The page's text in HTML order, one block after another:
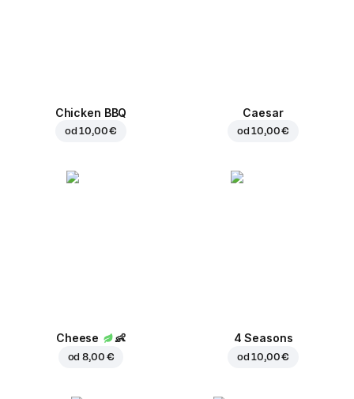
Chicken BBQ
od10,00 €
Caesar
od10,00 €
Cheese 👶
od8,00 €
4 Seasons
od10,00 €